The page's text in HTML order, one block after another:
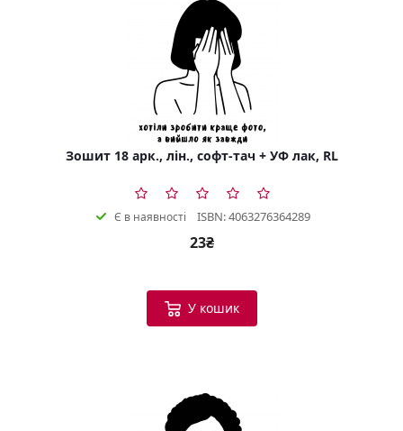
Зошит 18 арк., лін., софт-тач + УФ лак, RL
Є в наявності ISBN: 4063276364289
23₴
У кошик